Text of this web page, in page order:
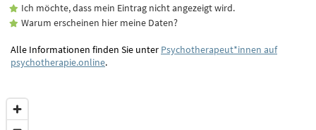
Ich möchte, dass mein Eintrag nicht angezeigt wird.
Warum erscheinen hier meine Daten?
Alle Informationen finden Sie unter Psychotherapeut*innen auf
psychotherapie.online.